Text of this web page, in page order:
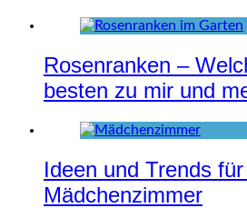
Rosenranken –
besten zu mir und
Ideen und Trends
Mädchenzimmer